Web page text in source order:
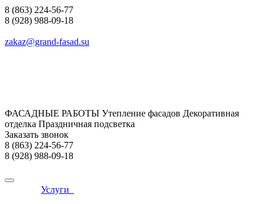
8 (863) 224-56-77
8 (928) 988-09-18
zakaz@grand-fasad.su
ФАСАДНЫЕ РАБОТЫ Утепление фасадов Декоративная
отделка Праздничная подсветка
Заказать звонок
8 (863) 224-56-77
8 (928) 988-09-18
Услуги